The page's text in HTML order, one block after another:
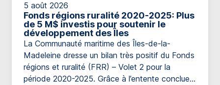
5 août 2026
Fonds régions ruralité 2020-2025: Plus
de 5 M$ investis pour soutenir le
développement des Îles
La Communauté maritime des Îles-de-la-
Madeleine dresse un bilan très positif du Fonds
régions et ruralité (FRR) – Volet 2 pour la
période 2020-2025. Grâce à l’entente conclue